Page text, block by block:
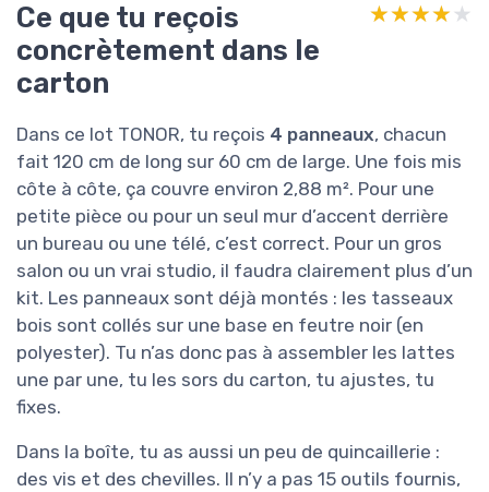
Ce que tu reçois
concrètement dans le
carton
★★★★★
★★★★★
Dans ce lot TONOR, tu reçois 4 panneaux, chacun
fait 120 cm de long sur 60 cm de large. Une fois mis
côte à côte, ça couvre environ 2,88 m². Pour une
petite pièce ou pour un seul mur d’accent derrière
un bureau ou une télé, c’est correct. Pour un gros
salon ou un vrai studio, il faudra clairement plus d’un
kit. Les panneaux sont déjà montés : les tasseaux
bois sont collés sur une base en feutre noir (en
polyester). Tu n’as donc pas à assembler les lattes
une par une, tu les sors du carton, tu ajustes, tu
fixes.
Dans la boîte, tu as aussi un peu de quincaillerie :
des vis et des chevilles. Il n’y a pas 15 outils fournis,